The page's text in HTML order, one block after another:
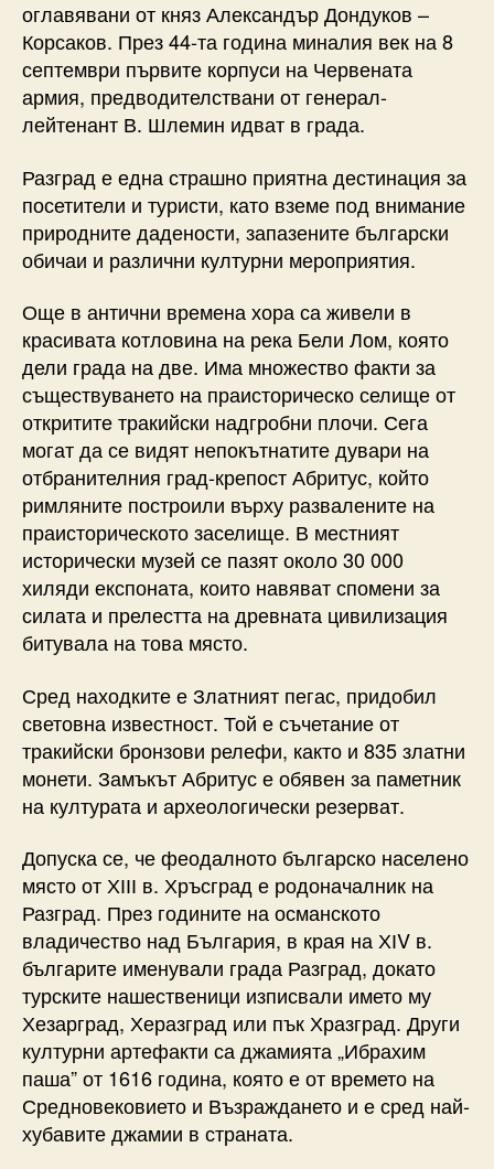
оглавявани от княз Александър Дондуков –
Корсаков. През 44-та година миналия век на 8
септември първите корпуси на Червената
армия, предводителствани от генерал-
лейтенант В. Шлемин идват в града.
Разград е една страшно приятна дестинация за
посетители и туристи, като вземе под внимание
природните дадености, запазените български
обичаи и различни културни мероприятия.
Още в антични времена хора са живели в
красивата котловина на река Бели Лом, която
дели града на две. Има множество факти за
съществуването на праисторическо селище от
откритите тракийски надгробни плочи. Сега
могат да се видят непокътнатите дувари на
отбранителния град-крепост Абритус, който
римляните построили върху развалените на
праисторическото заселище. В местният
исторически музей се пазят около 30 000
хиляди експоната, които навяват спомени за
силата и прелестта на древната цивилизация
битувала на това място.
Сред находките е Златният пегас, придобил
световна известност. Той е съчетание от
тракийски бронзови релефи, както и 835 златни
монети. Замъкът Абритус е обявен за паметник
на културата и археологически резерват.
Допуска се, че феодалното българско населено
място от ХІІІ в. Хръсград е родоначалник на
Разград. През годините на османското
владичество над България, в края на ХІV в.
българите именували града Разград, докато
турските нашественици изписвали името му
Хезарград, Херазград или пък Хразград. Други
културни артефакти са джамията „Ибрахим
паша” от 1616 година, която е от времето на
Средновековието и Възраждането и е сред най-
хубавите джамии в страната.